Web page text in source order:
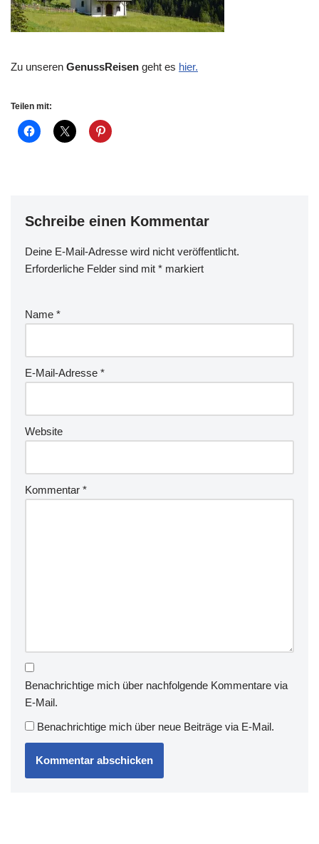
Zu unseren GenussReisen geht es hier.
Teilen mit:
Schreibe einen Kommentar
Deine E-Mail-Adresse wird nicht veröffentlicht.
Erforderliche Felder sind mit * markiert
Name *
E-Mail-Adresse *
Website
Kommentar *
Benachrichtige mich über nachfolgende Kommentare via
E-Mail.
Benachrichtige mich über neue Beiträge via E-Mail.